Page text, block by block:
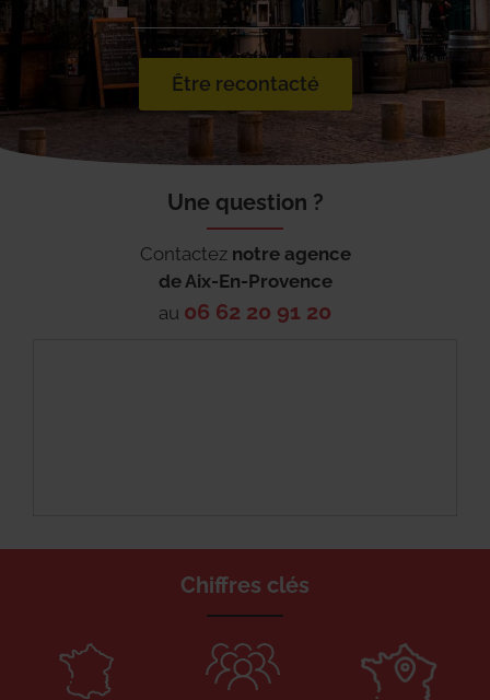
Être recontacté
Une question ?
Contactez notre agence
deAix-En-Provence
au 06 62 20 91 20
Chiffres clés